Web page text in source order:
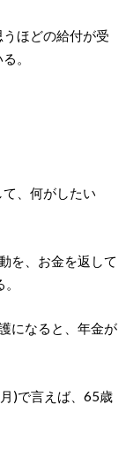
ほどの給付が受
。
て、何がしたい
を、お金を返して
になると、年金が
)で言えば、65歳